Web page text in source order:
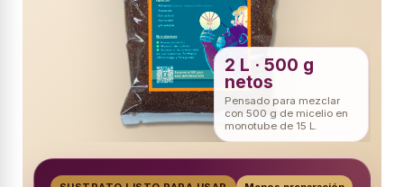
2 L · 500 g
netos
Pensado para mezclar
con 500 g de micelio en
monotube de 15 L.